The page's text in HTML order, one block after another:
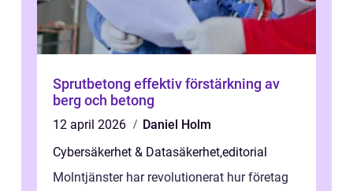
Sprutbetong effektiv förstärkning av
berg och betong
12 april 2026
Daniel Holm
Cybersäkerhet & Datasäkerhet,editorial
Molntjänster har revolutionerat hur företag